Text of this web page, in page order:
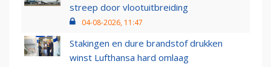
streep door vlootuitbreiding
04-08-2026, 11:47
Stakingen en dure brandstof drukken
winst Lufthansa hard omlaag